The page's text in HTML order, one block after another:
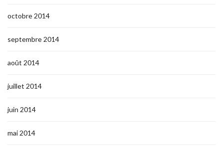
octobre 2014
septembre 2014
août 2014
juillet 2014
juin 2014
mai 2014